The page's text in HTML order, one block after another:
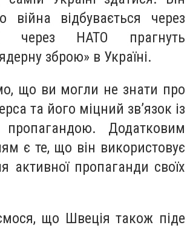
війна відбувається через
через НАТО прагнуть
зброю» в Україні.
що ви могли не знати про
та його міцний зв’язок із
пропагандою. Додатковим
є те, що він використовує
активної пропаганди своїх
що Швеція також піде